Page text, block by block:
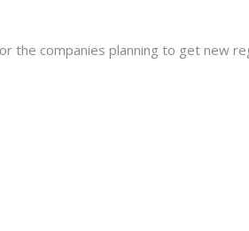
the companies planning to get new